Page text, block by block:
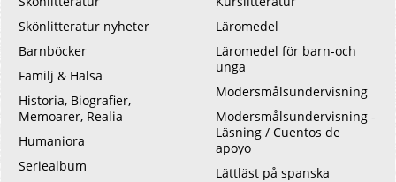
Skönlitteratur nyheter
Barnböcker
Familj & Hälsa
Historia, Biografier,
Memoarer, Realia
Humaniora
Seriealbum
Läromedel
Läromedel för barn-och
unga
Modersmålsundervisning
Modersmålsundervisning -
Läsning / Cuentos de
apoyo
Lättläst på spanska